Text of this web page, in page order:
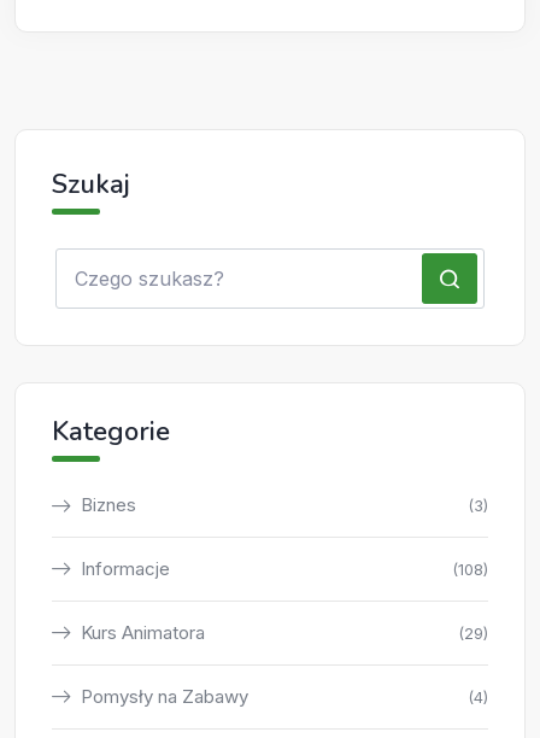
Szukaj
Kategorie
Biznes (3)
Informacje (108)
Kurs Animatora (29)
Pomysły na Zabawy (4)